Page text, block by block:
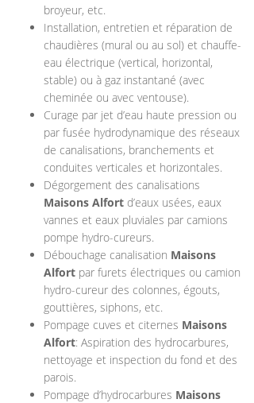
broyeur, etc.
Installation, entretien et réparation de
chaudières (mural ou au sol) et chauffe-
eau électrique (vertical, horizontal,
stable) ou à gaz instantané (avec
cheminée ou avec ventouse).
Curage par jet d’eau haute pression ou
par fusée hydrodynamique des réseaux
de canalisations, branchements et
conduites verticales et horizontales.
Dégorgement des canalisations
Maisons Alfort d’eaux usées, eaux
vannes et eaux pluviales par camions
pompe hydro-cureurs.
Débouchage canalisation Maisons
Alfort par furets électriques ou camion
hydro-cureur des colonnes, égouts,
gouttières, siphons, etc.
Pompage cuves et citernes Maisons
Alfort: Aspiration des hydrocarbures,
nettoyage et inspection du fond et des
parois.
Pompage d’hydrocarbures Maisons